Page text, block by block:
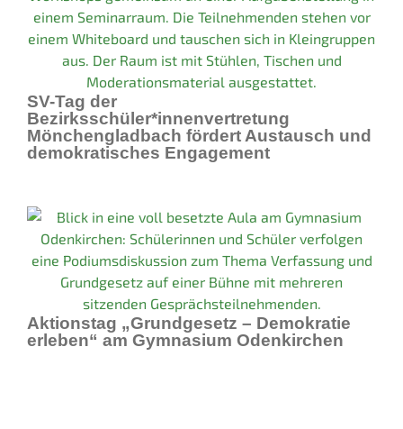
SV-Tag der
Bezirksschüler*innenvertretung
Mönchengladbach fördert Austausch und
demokratisches Engagement
Aktionstag „Grundgesetz – Demokratie
erleben“ am Gymnasium Odenkirchen